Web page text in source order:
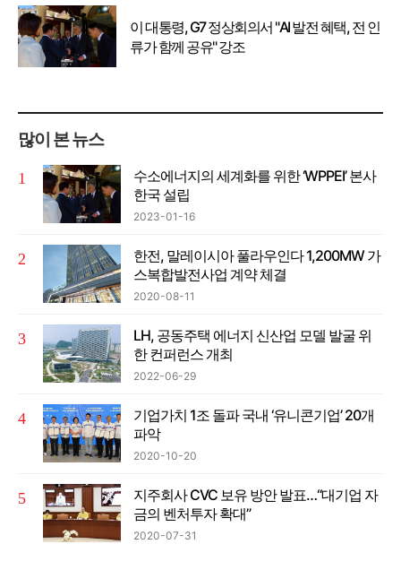
이 대통령, G7 정상회의서 "AI 발전 혜택, 전 인
류가 함께 공유" 강조
많이 본 뉴스
수소에너지의 세계화를 위한 ‘WPPEI’ 본사
한국 설립
2023-01-16
한전, 말레이시아 풀라우인다 1,200MW 가
스복합발전사업 계약 체결
2020-08-11
LH, 공동주택 에너지 신산업 모델 발굴 위
한 컨퍼런스 개최
2022-06-29
기업가치 1조 돌파 국내 ‘유니콘기업’ 20개
파악
2020-10-20
지주회사 CVC 보유 방안 발표…“대기업 자
금의 벤처투자 확대”
2020-07-31